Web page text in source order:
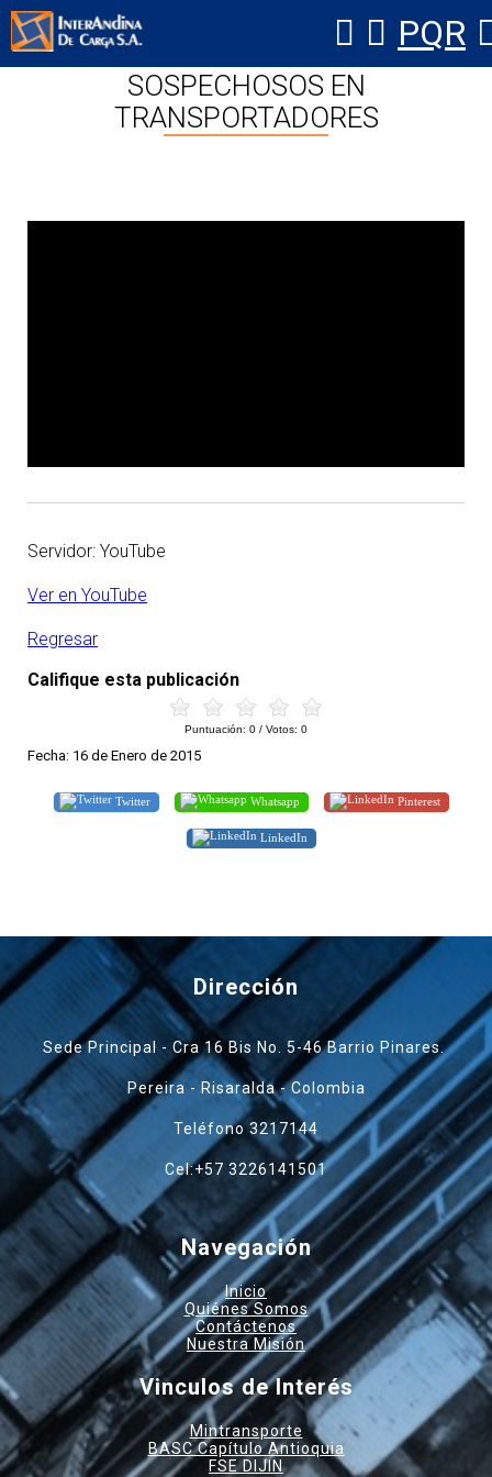
PQR
Ver Video: COMPORTAMIENTOS
SOSPECHOSOS EN
TRANSPORTADORES
Servidor: YouTube
Ver en YouTube
Regresar
Califique esta publicación
Puntuación: 0 / Votos: 0
Fecha: 16 de Enero de 2015
Twitter Whatsapp Pinterest
LinkedIn
Dirección
Sede Principal - Cra 16 Bis No. 5-46 Barrio Pinares.
Pereira - Risaralda - Colombia
Teléfono 3217144
Cel:+57 3226141501
Navegación
Inicio
Quiénes Somos
Contáctenos
Nuestra Misión
Vinculos de Interés
Mintransporte
BASC Capítulo Antioquia
FSE DIJIN